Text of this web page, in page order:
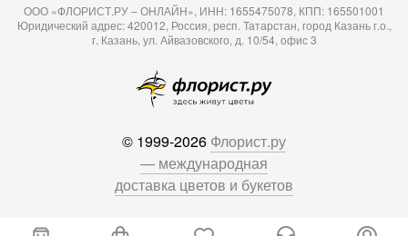
ООО «ФЛОРИСТ.РУ – ОНЛАЙН», ИНН: 1655475078, КПП: 165501001
Юридический адрес: 420012, Россия, респ. Татарстан, город Казань г.о.,
г. Казань, ул. Айвазовского, д. 10/54, офис 3
© 1999-2026 Флорист.ру
— международная
доставка цветов и букетов